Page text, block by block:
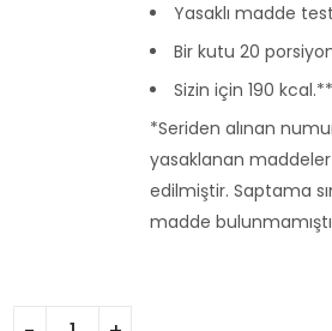
Yasaklı madde
Bir kutu 20
Sizin için 190 kcal.**
*Seriden alınan
yasaklanan maddeler
edilmiştir. Saptama
madde